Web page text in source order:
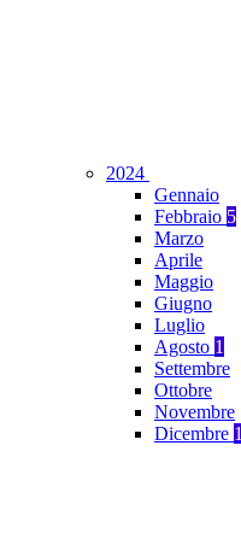
2024
Gennaio
Febbraio 5
Marzo
Aprile
Maggio
Giugno
Luglio
Agosto 1
Settembre
Ottobre
Novembre
Dicembre 1